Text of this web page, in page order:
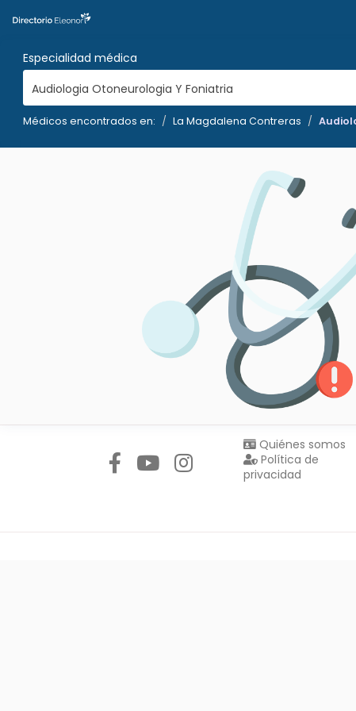
Especialidad médica
Audiologia Otoneurologia Y Foniatria
Médicos encontrados en: La Magdalena Contreras
Quiénes somos
Política de
privacidad